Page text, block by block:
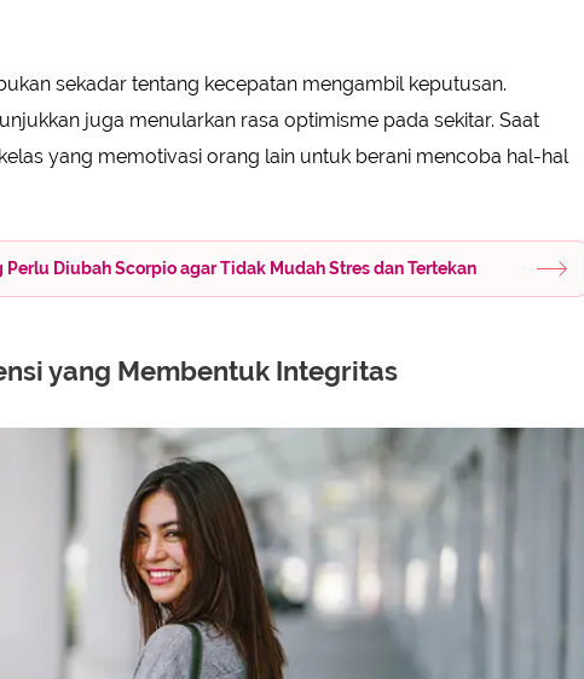
sekadar tentang kecepatan mengambil keputusan.
juga menularkan rasa optimisme pada sekitar. Saat
yang memotivasi orang lain untuk berani mencoba hal-hal
Perlu Diubah Scorpio agar Tidak Mudah Stres dan Tertekan
yang Membentuk Integritas